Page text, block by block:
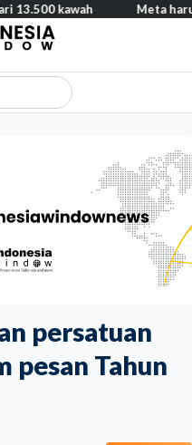
persatuan
pesan Tahun
Meta harus bayar